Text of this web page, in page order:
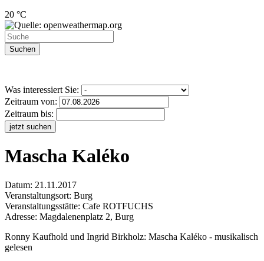
20 °C
Suchen
Was interessiert Sie:
Zeitraum von:
Zeitraum bis:
jetzt suchen
Mascha Kaléko
Datum: 21.11.2017
Veranstaltungsort: Burg
Veranstaltungsstätte: Cafe ROTFUCHS
Adresse: Magdalenenplatz 2, Burg
Ronny Kaufhold und Ingrid Birkholz: Mascha Kaléko - musikalisch
gelesen